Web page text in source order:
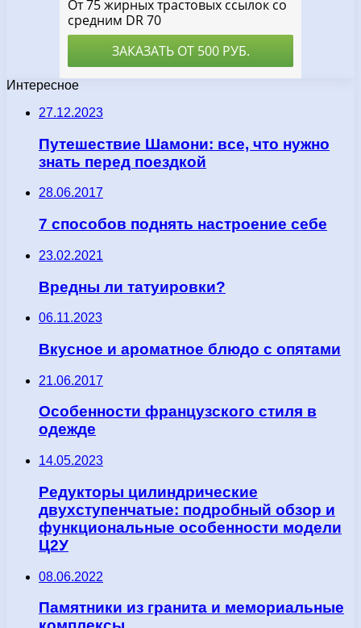
Интересное
27.12.2023
Путешествие Шамони: все, что нужно
знать перед поездкой
28.06.2017
7 способов поднять настроение себе
23.02.2021
Вредны ли татуировки?
06.11.2023
Вкусное и ароматное блюдо с опятами
21.06.2017
Особенности французского стиля в
одежде
14.05.2023
Редукторы цилиндрические
двухступенчатые: подробный обзор и
функциональные особенности модели
Ц2У
08.06.2022
Памятники из гранита и мемориальные